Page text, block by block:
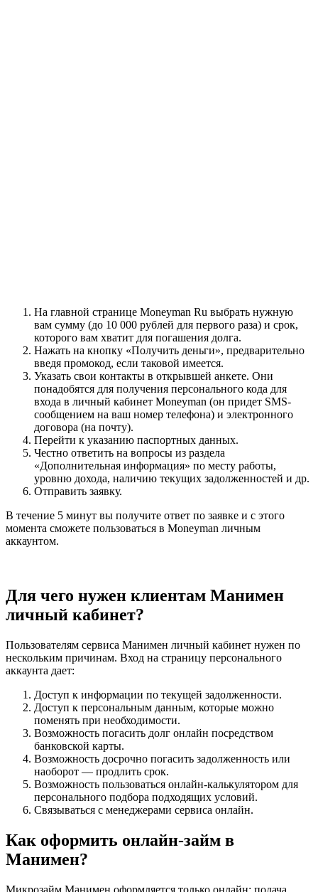
На главной странице Moneyman Ru выбрать нужную
вам сумму (до 10 000 рублей для первого раза) и срок,
которого вам хватит для погашения долга.
Нажать на кнопку «Получить деньги», предварительно
введя промокод, если таковой имеется.
Указать свои контакты в открывшей анкете. Они
понадобятся для получения персонального кода для
входа в личный кабинет Moneyman (он придет SMS-
сообщением на ваш номер телефона) и электронного
договора (на почту).
Перейти к указанию паспортных данных.
Честно ответить на вопросы из раздела
«Дополнительная информация» по месту работы,
уровню дохода, наличию текущих задолженностей и др.
Отправить заявку.
В течение 5 минут вы получите ответ по заявке и с этого
момента сможете пользоваться в Moneyman личным
аккаунтом.
Для чего нужен клиентам Манимен
личный кабинет?
Пользователям сервиса Манимен личный кабинет нужен по
нескольким причинам. Вход на страницу персонального
аккаунта дает:
Доступ к информации по текущей задолженности.
Доступ к персональным данным, которые можно
поменять при необходимости.
Возможность погасить долг онлайн посредством
банковской карты.
Возможность досрочно погасить задолженность или
наоборот — продлить срок.
Возможность пользоваться онлайн-калькулятором для
персонального подбора подходящих условий.
Связываться с менеджерами сервиса онлайн.
Как оформить онлайн-займ в
Манимен?
Микрозайм Манимен оформляется только онлайн: подача